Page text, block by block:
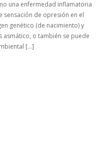
una enfermedad inflamatoria
sensación de opresión en el
genético (de nacimiento) y
asmático, o también se puede
[…]